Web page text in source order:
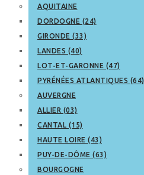
AQUITAINE
DORDOGNE (24)
GIRONDE (33)
LANDES (40)
LOT-ET-GARONNE (47)
PYRÉNÉES ATLANTIQUES (64)
AUVERGNE
ALLIER (03)
CANTAL (15)
HAUTE LOIRE (43)
PUY-DE-DÔME (63)
BOURGOGNE